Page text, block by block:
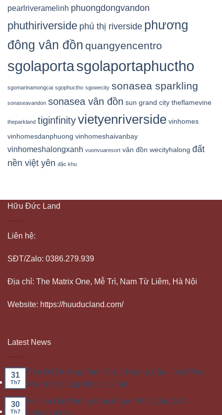
pearlriveramelinh phuongdongvandon
phuthiriverside phú thị riverside phương
đông vân đồn quangyencentro
sgolaportasgolaportaphuctho
sgomarinamongcai sgophuctho sgowecity sonasea sparkling
sonaseavandon sonasea vân đồn sun grand city theflamevine
theparkland tiginfinityvietyenriverside vinhomes
vinhomesdanphuong vinhomeshaivanbay
vinhomeshalongxanh vuonvuaresort vân đồn wecityhalong đất
nền việt yên đặc khu
Hữu Đức Land
Liên hệ:
SĐT/Zalo: 0386.279.939
Địa chỉ: The Matrix One, Mễ Trì, Nam Từ Liêm, Hà Nội
Website: https://huuducland.com/
Latest News
31
Th7
Tiến Độ Đường Vành Đai 1 Hoàng Cầu – Voi Phục
Mới Nhất | Cập Nhật Chi Tiết
30
Th7
Hotline Đặt Phòng Khách Sạn Phú Quốc 24/7 –